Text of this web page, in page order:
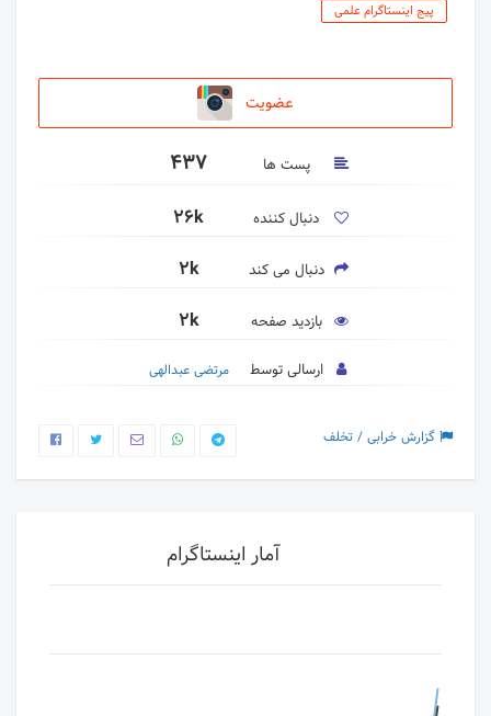
پیج اینستاگرام علمی
عضویت
پست ها 437
دنبال کننده 26k
دنبال می کند 2k
بازدید صفحه 2k
ارسالی توسط مرتضی عبدالهی
گزارش خرابی / تخلف
آمار اینستاگرام